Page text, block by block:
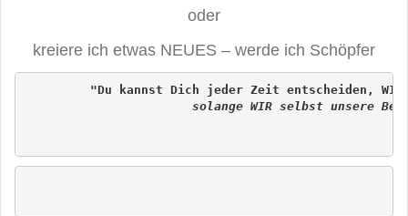
oder
kreiere ich etwas NEUES – werde ich Schöpfer
solange WIR selbst unsere